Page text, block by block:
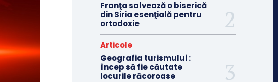
Franţa salvează o biserică
din Siria esenţială pentru
ortodoxie
Articole
Geografia turismului :
încep să fie căutate
locurile răcoroase